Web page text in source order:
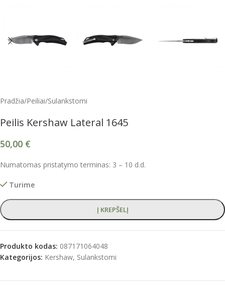
Pradžia/Peiliai/Sulankstomi
Peilis Kershaw Lateral 1645
50,00 €
Numatomas pristatymo terminas: 3 – 10 d.d.
Turime
Į KREPŠELĮ
Produkto kodas: 087171064048
Kategorijos: Kershaw, Sulankstomi